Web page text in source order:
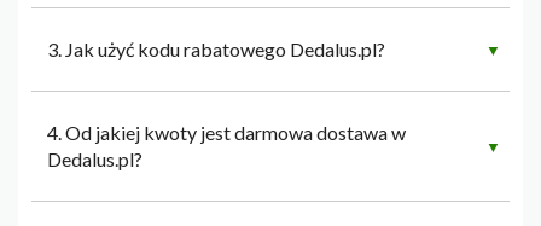
3. Jak użyć kodu rabatowego Dedalus.pl? ▼
4. Od jakiej kwoty jest darmowa dostawa w
Dedalus.pl?
▼